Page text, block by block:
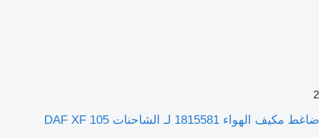
2
ضاغط مكيف الهواء 1815581 لـ الشاحنات DAF XF 105